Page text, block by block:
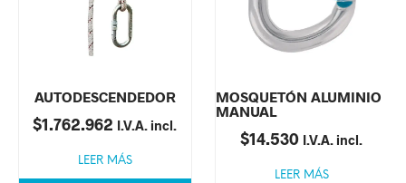
AUTODESCENDEDOR
$1.762.962 I.V.A. incl.
LEER MÁS
MOSQUETÓN ALUMINIO
MANUAL
$14.530 I.V.A. incl.
LEER MÁS